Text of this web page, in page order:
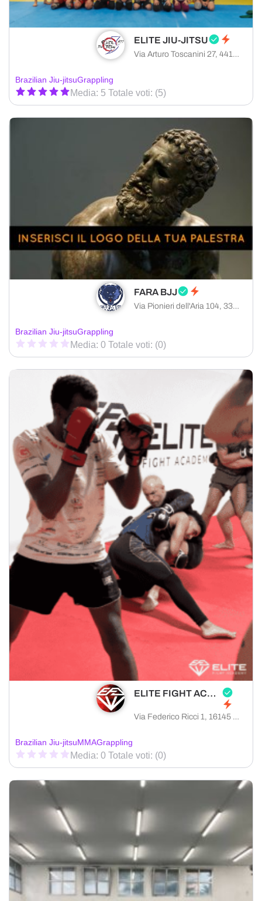
ELITE JIU-JITSU
Via Arturo Toscanini 27, 44124 Ferrara provincia di Ferrara, Italia
Brazilian Jiu-jitsuGrappling
Media: 5 Totale voti: (5)
FARA BJJ
Via Pionieri dell'Aria 104, 33080 Roveredo in Piano provincia di Pordenone, Italia
Brazilian Jiu-jitsuGrappling
Media: 0 Totale voti: (0)
ELITE FIGHT ACADEMY
Via Federico Ricci 1, 16145 Genova città metropolitana di Genova, Italia
Brazilian Jiu-jitsuMMAGrappling
Media: 0 Totale voti: (0)